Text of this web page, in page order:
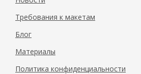
Требования к макетам
Блог
Материалы
Политика конфиденциальности